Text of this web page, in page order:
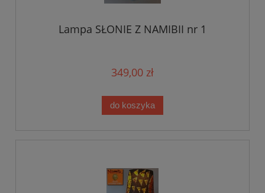
Lampa SŁONIE Z NAMIBII nr 1
349,00 zł
do koszyka